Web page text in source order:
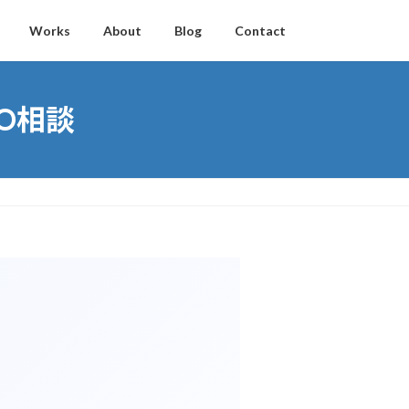
Works About Blog Contact
相談